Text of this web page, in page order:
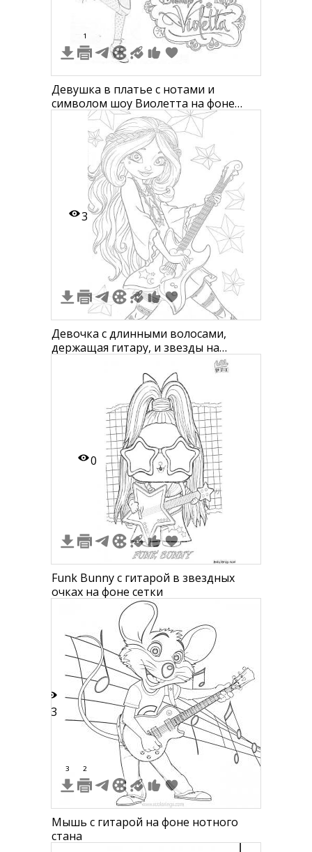
1
Девушка в платье с нотами и
символом шоу Виолетта на фоне
музыкальной темы
3
Девочка с длинными волосами,
держащая гитару, и звезды на
0
Funk Bunny с гитарой в звездных
очках на фоне сетки
13
3 2
Мышь с гитарой на фоне нотного
стана